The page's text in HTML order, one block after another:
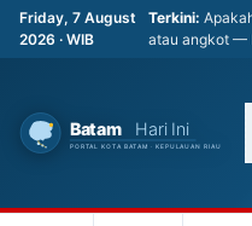
Friday, 7 August
2026 · WIB
Terkini:
atau angkot —